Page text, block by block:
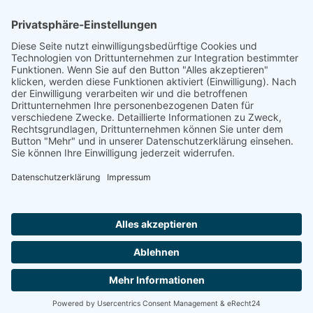
Footer
Cookie-Einstellungen Datenschutz
Impressum